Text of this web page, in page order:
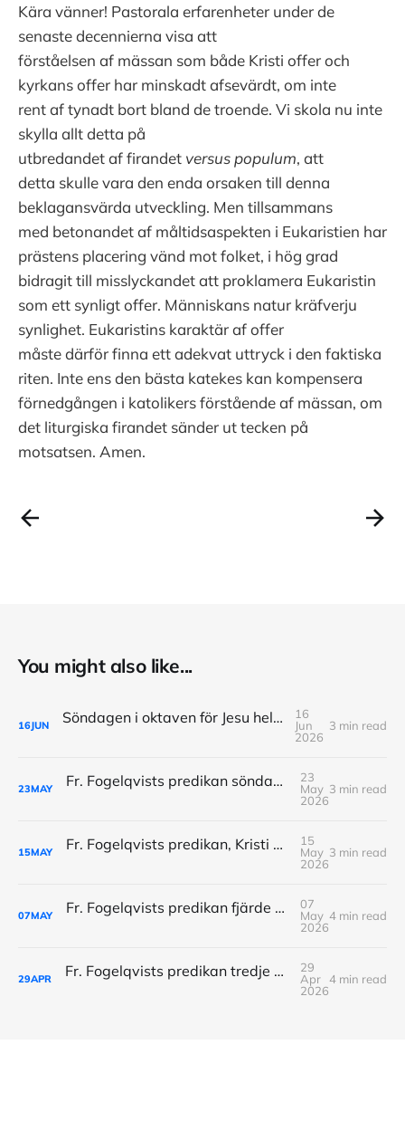
Kära vänner! Pastorala erfarenheter under de
senaste decennierna visa att
förståelsen af mässan som både Kristi offer och
kyrkans offer har minskadt afsevärdt, om inte
rent af tynadt bort bland de troende. Vi skola nu inte
skylla allt detta på
utbredandet af firandet versus populum, att
detta skulle vara den enda orsaken till denna
beklagansvärda utveckling. Men tillsammans
med betonandet af måltidsaspekten i Eukaristien har
prästens placering vänd mot folket, i hög grad
bidragit till misslyckandet att proklamera Eukaristin
som ett synligt offer. Människans natur kräfverju
synlighet. Eukaristins karaktär af offer
måste därför finna ett adekvat uttryck i den faktiska
riten. Inte ens den bästa katekes kan kompensera
förnedgången i katolikers förstående af mässan, om
det liturgiska firandet sänder ut tecken på
motsatsen. Amen.
You might also like...
16JUN Söndagen i oktaven för Jesu heligaste Hjärta
16
Jun
2026
3 min read
23MAY Fr. Fogelqvists predikan söndagen efter Kristi Himmelsfärdsdag
23
May
2026
3 min read
15MAY Fr. Fogelqvists predikan, Kristi Himmelsfärdsdag, 14: Maj
15
May
2026
3 min read
07MAY Fr. Fogelqvists predikan fjärde Söndagen efter påsk
07
May
2026
4 min read
29APR Fr. Fogelqvists predikan tredje Söndagen efter Påsk
29
Apr
2026
4 min read